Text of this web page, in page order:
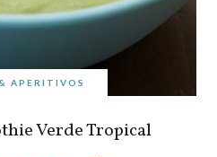
APERITIVOS
Verde Tropical